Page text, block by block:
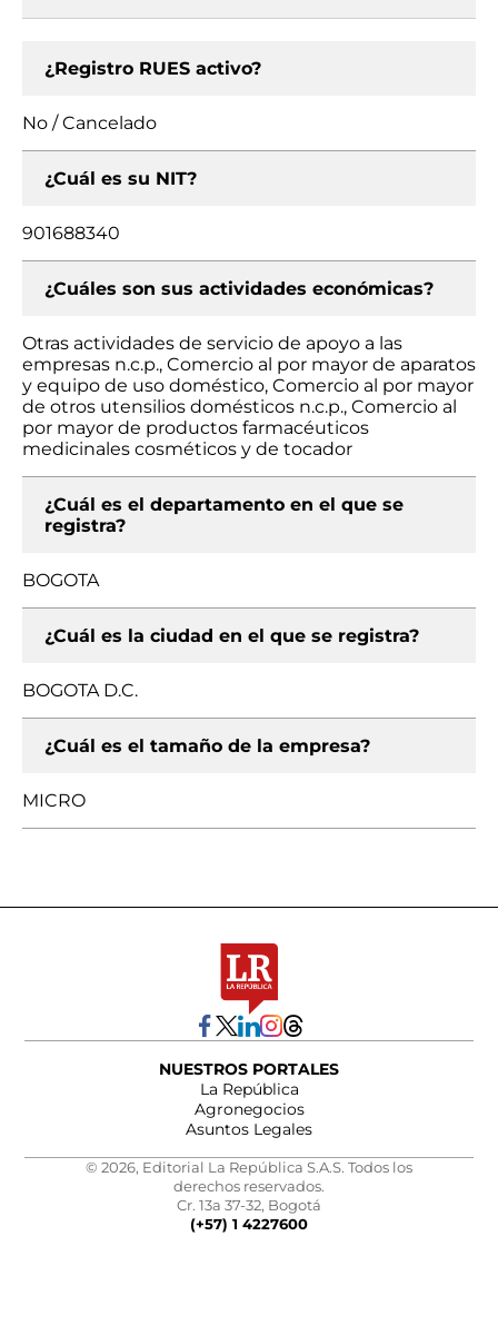
¿Registro RUES activo?
No / Cancelado
¿Cuál es su NIT?
901688340
¿Cuáles son sus actividades económicas?
Otras actividades de servicio de apoyo a las
empresas n.c.p., Comercio al por mayor de aparatos
y equipo de uso doméstico, Comercio al por mayor
de otros utensilios domésticos n.c.p., Comercio al
por mayor de productos farmacéuticos
medicinales cosméticos y de tocador
¿Cuál es el departamento en el que se
registra?
BOGOTA
¿Cuál es la ciudad en el que se registra?
BOGOTA D.C.
¿Cuál es el tamaño de la empresa?
MICRO
NUESTROS PORTALES
La República
Agronegocios
Asuntos Legales
© 2026, Editorial La República S.A.S. Todos los
derechos reservados.
Cr. 13a 37-32, Bogotá
(+57) 1 4227600